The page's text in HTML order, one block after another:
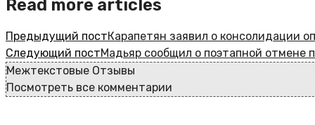
Read more articles
Предыдущий постКарапетян заявил о консолидации
Следующий постМадьяр сообщил о поэтапной отмене
Межтекстовые Отзывы
Посмотреть все комментарии